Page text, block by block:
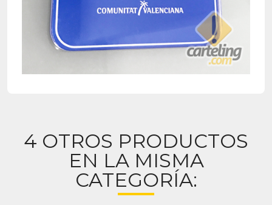
4 OTROS PRODUCTOS
EN LA MISMA
CATEGORÍA: